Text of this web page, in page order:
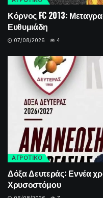
Κόρνος FC 2013:
Ευθυμιάδη
07/08/2026 4
ΑΓΡΟΤΙΚΟ
Δόξα Δευτεράς: Εννέα
Χρυσοστόμου